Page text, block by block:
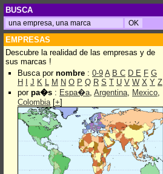
BUSCA
EMPRESAS
Descubre la realidad de las empresas y de
sus marcas !
Busca por nombre : 0-9 A B C D E F G
H
J K L M N O P Q R S T U V W X Y Z
por pa�s : Espa�a, Argentina, Mexico,
Colombia[+]